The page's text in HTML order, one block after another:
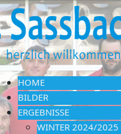
HOME
BILDER
ERGEBNISSE
WINTER 2024/2025